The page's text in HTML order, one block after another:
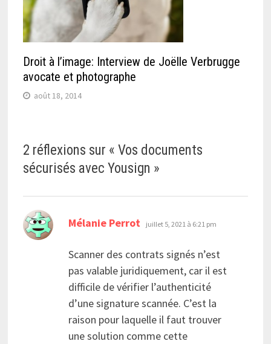
Droit à l’image: Interview de Joëlle Verbrugge
avocate et photographe
août 18, 2014
2 réflexions sur « Vos documents
sécurisés avec Yousign »
Mélanie Perrot dit :
juillet 5, 2021 à 6:21 pm
Scanner des contrats signés n’est
pas valable juridiquement, car il est
difficile de vérifier l’authenticité
d’une signature scannée. C’est la
raison pour laquelle il faut trouver
une solution comme cette